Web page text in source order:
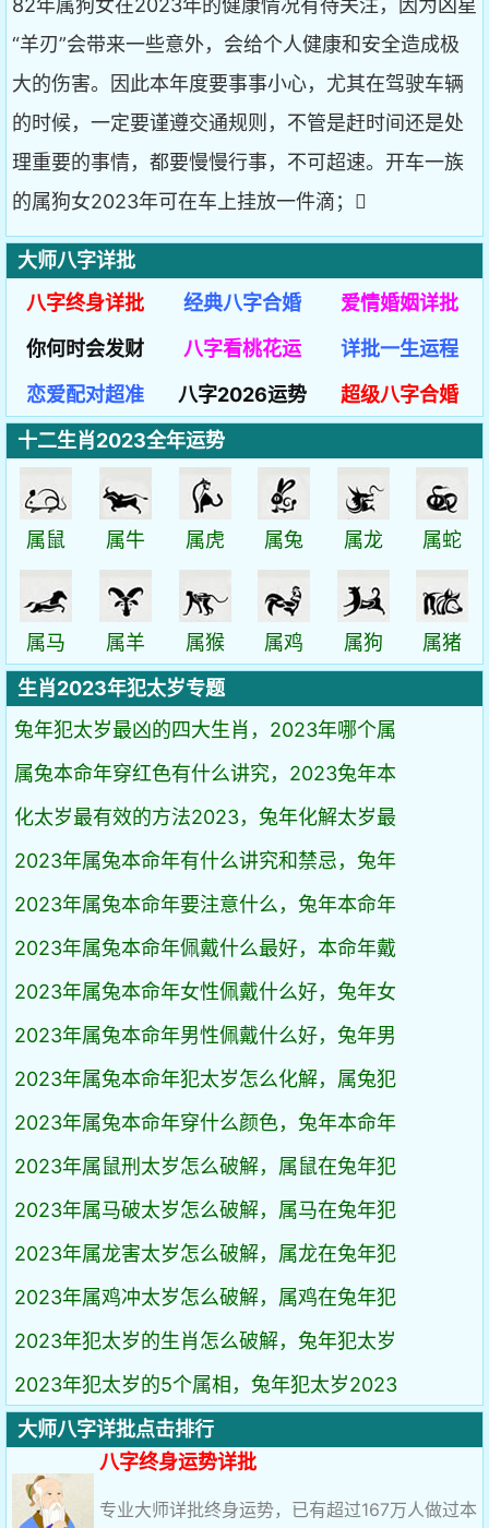
82年属狗女在2023年的健康情况有待关注，因为凶星
“羊刃”会带来一些意外，会给个人健康和安全造成极
大的伤害。因此本年度要事事小心，尤其在驾驶车辆
的时候，一定要谨遵交通规则，不管是赶时间还是处
理重要的事情，都要慢慢行事，不可超速。开车一族
的属狗女2023年可在车上挂放一件滴；
大师八字详批
八字终身详批
经典八字合婚
爱情婚姻详批
你何时会发财
八字看桃花运
详批一生运程
恋爱配对超准
八字2026运势
超级八字合婚
十二生肖2023全年运势
属鼠 属牛 属虎 属兔 属龙 属蛇
属马 属羊 属猴 属鸡 属狗
属猪
生肖2023年犯太岁专题
兔年犯太岁最凶的四大生肖，2023年哪个属
属兔本命年穿红色有什么讲究，2023兔年本
化太岁最有效的方法2023，兔年化解太岁最
2023年属兔本命年有什么讲究和禁忌，兔年
2023年属兔本命年要注意什么，兔年本命年
2023年属兔本命年佩戴什么最好，本命年戴
2023年属兔本命年女性佩戴什么好，兔年女
2023年属兔本命年男性佩戴什么好，兔年男
2023年属兔本命年犯太岁怎么化解，属兔犯
2023年属兔本命年穿什么颜色，兔年本命年
2023年属鼠刑太岁怎么破解，属鼠在兔年犯
2023年属马破太岁怎么破解，属马在兔年犯
2023年属龙害太岁怎么破解，属龙在兔年犯
2023年属鸡冲太岁怎么破解，属鸡在兔年犯
2023年犯太岁的生肖怎么破解，兔年犯太岁
2023年犯太岁的5个属相，兔年犯太岁2023
大师八字详批点击排行
八字终身运势详批
专业大师详批终身运势，已有超过167万人做过本